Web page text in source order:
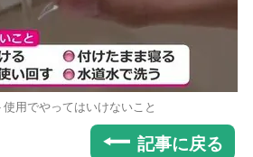
使用でやってはいけないこと
記事に戻る